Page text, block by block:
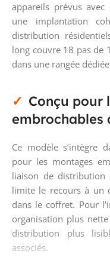
appareils prévus
une implantation
distribution
long couvre 18 pas de
dans une rangée
Conçu pour
embrochables
Ce modèle s’intègre
pour les montages
liaison de distribution
limite le recours à un
dans le coffret. Pour
organisation plus
distribution plus
associés.